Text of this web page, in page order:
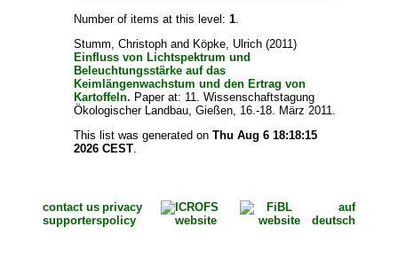
Number of items at this level:1.
Stumm, Christoph and Köpke, Ulrich (2011)
Einfluss von Lichtspektrum und
Beleuchtungsstärke auf das
Keimlängenwachstum und den Ertrag von
Kartoffeln. Paper at: 11. Wissenschaftstagung
Ökologischer Landbau, Gießen, 16.-18. März 2011.
This list was generated onThu Aug 6 18:18:15
2026 CEST.
contact us
supporters
privacy
policy
auf
deutsch